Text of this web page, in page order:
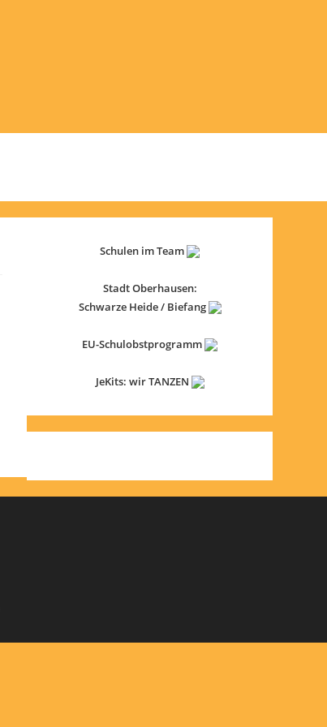
Schulen im Team
Stadt Oberhausen:
Schwarze Heide / Biefang
EU-Schulobstprogramm
JeKits: wir TANZEN